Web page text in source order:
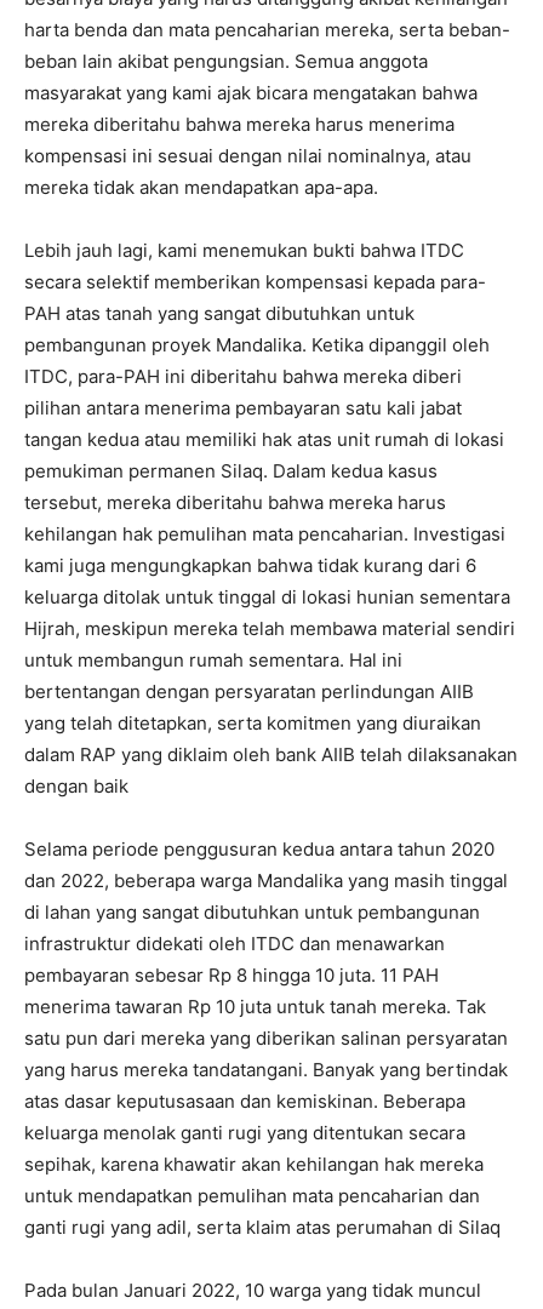
harta benda dan mata pencaharian mereka, serta beban-
beban lain akibat pengungsian. Semua anggota
masyarakat yang kami ajak bicara mengatakan bahwa
mereka diberitahu bahwa mereka harus menerima
kompensasi ini sesuai dengan nilai nominalnya, atau
mereka tidak akan mendapatkan apa-apa.
Lebih jauh lagi, kami menemukan bukti bahwa ITDC
secara selektif memberikan kompensasi kepada para-
PAH atas tanah yang sangat dibutuhkan untuk
pembangunan proyek Mandalika. Ketika dipanggil oleh
ITDC, para-PAH ini diberitahu bahwa mereka diberi
pilihan antara menerima pembayaran satu kali jabat
tangan kedua atau memiliki hak atas unit rumah di lokasi
pemukiman permanen Silaq. Dalam kedua kasus
tersebut, mereka diberitahu bahwa mereka harus
kehilangan hak pemulihan mata pencaharian. Investigasi
kami juga mengungkapkan bahwa tidak kurang dari 6
keluarga ditolak untuk tinggal di lokasi hunian sementara
Hijrah, meskipun mereka telah membawa material sendiri
untuk membangun rumah sementara. Hal ini
bertentangan dengan persyaratan perlindungan AIIB
yang telah ditetapkan, serta komitmen yang diuraikan
dalam RAP yang diklaim oleh bank AIIB telah dilaksanakan
dengan baik
Selama periode penggusuran kedua antara tahun 2020
dan 2022, beberapa warga Mandalika yang masih tinggal
di lahan yang sangat dibutuhkan untuk pembangunan
infrastruktur didekati oleh ITDC dan menawarkan
pembayaran sebesar Rp 8 hingga 10 juta. 11 PAH
menerima tawaran Rp 10 juta untuk tanah mereka. Tak
satu pun dari mereka yang diberikan salinan persyaratan
yang harus mereka tandatangani. Banyak yang bertindak
atas dasar keputusasaan dan kemiskinan. Beberapa
keluarga menolak ganti rugi yang ditentukan secara
sepihak, karena khawatir akan kehilangan hak mereka
untuk mendapatkan pemulihan mata pencaharian dan
ganti rugi yang adil, serta klaim atas perumahan di Silaq
Pada bulan Januari 2022, 10 warga yang tidak muncul